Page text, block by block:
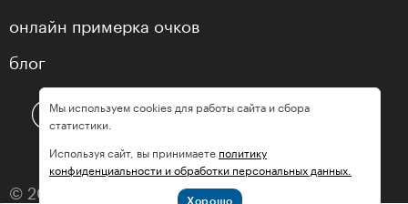
онлайн примерка очков
блог
© 2013—2026 оптика «МастерГлассес»
Мы используем cookies для работы сайта и сбора
статистики.
Используя сайт, вы принимаете политику
конфиденциальности и обработки персональных данных.
Хорошо